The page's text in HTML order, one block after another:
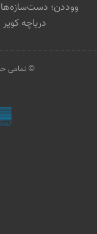
ووددن؛
دریاچه کویر
© تمامی